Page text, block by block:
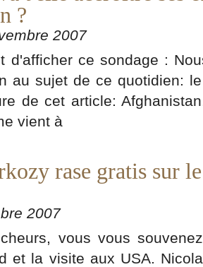
?
2007
d'afficher ce sondage :
au sujet de ce quotidien:
de cet article:
vient à
rase gratis sur
2007
vous vous
et la visite aux USA.